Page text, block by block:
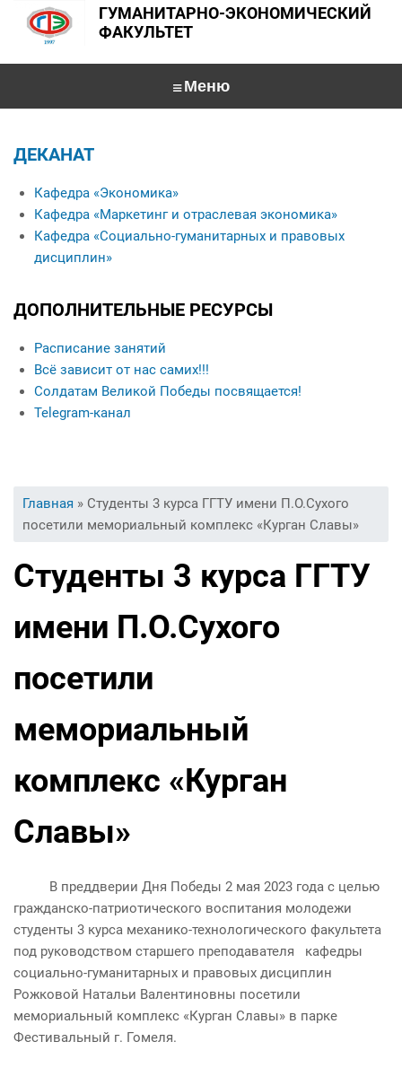
ГУМАНИТАРНО-ЭКОНОМИЧЕСКИЙ
ФАКУЛЬТЕТ
О факультете
Деканат
Кафедра «Экономика»
Кафедра «Маркетинг и отраслевая экономика»
Именные стипендиаты
Контакты
Кураторы учебных групп
Специальности
Абитуриентам
Общежитие
Экскурсия по факультету
Базовые предприятия
Перечень специализированных модулей по выбору студента по социально-
гуманитарным дисциплинам
Психология управления
Экономическая социология
Общежитие
Правила внутреннего трудового распорядка для обучающихся
Конференции
For foreign applicants
Interview with a teacher
Specialties at the faculty
Contacts for communication
ДЕКАНАТ
Кафедра «Экономика»
Кафедра «Маркетинг и отраслевая экономика»
Кафедра «Социально-гуманитарных и правовых
дисциплин»
ДОПОЛНИТЕЛЬНЫЕ РЕСУРСЫ
Расписание занятий
Всё зависит от нас самих!!!
Солдатам Великой Победы посвящается!
Telegram-канал
Вы здесь
Главная » Студенты 3 курса ГГТУ имени П.О.Сухого
посетили мемориальный комплекс «Курган Славы»
Студенты 3 курса ГГТУ
имени П.О.Сухого
посетили
мемориальный
комплекс «Курган
Славы»
В преддверии Дня Победы 2 мая 2023 года с целью
гражданско-патриотического воспитания молодежи
студенты 3 курса механико-технологического факультета
под руководством старшего преподавателя кафедры
социально-гуманитарных и правовых дисциплин
Рожковой Натальи Валентиновны посетили
мемориальный комплекс «Курган Славы» в парке
Фестивальный г. Гомеля.